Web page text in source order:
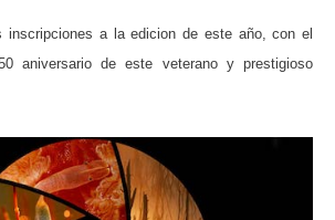
inscripciones a la edicion de este año, con el
aniversario de este veterano y prestigioso